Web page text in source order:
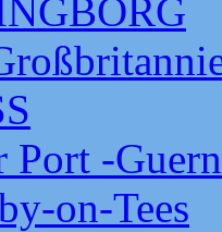
Port -
on-Tees